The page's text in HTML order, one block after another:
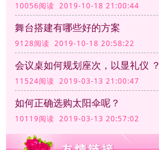
10056阅读 2019-10-18 21:00:44
舞台搭建有哪些好的方案
9128阅读 2019-10-18 20:58:22
会议桌如何规划座次，以显礼仪 ？
11524阅读 2019-03-13 21:00:47
如何正确选购太阳伞呢？
10119阅读 2019-03-13 20:57:02